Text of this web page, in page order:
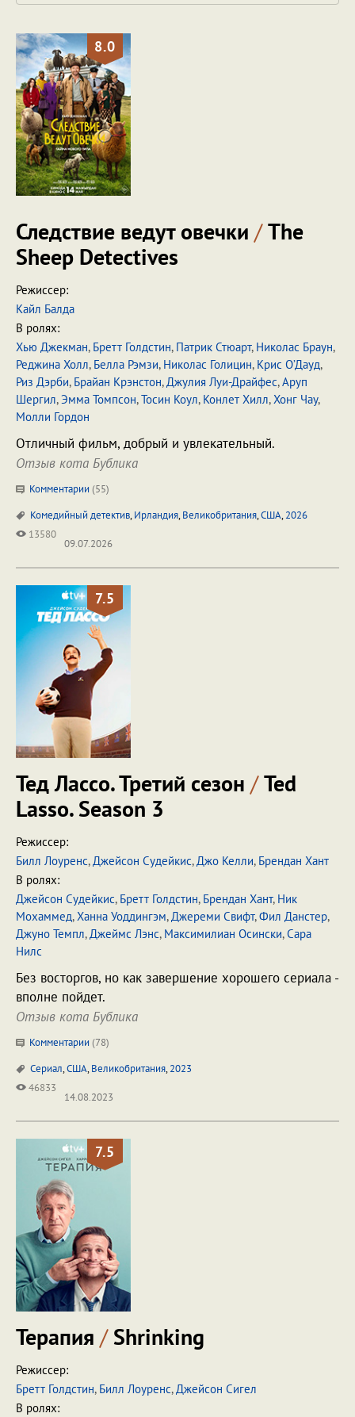
8.0
Следствие ведут овечки /The
Sheep Detectives
Режиссер:
Кайл Балда
В ролях:
Хью Джекман, Бретт Голдстин, Патрик Стюарт, Николас Браун,
Реджина Холл, Белла Рэмзи, Николас Голицин, Крис О’Дауд,
Риз Дэрби, Брайан Крэнстон,Джулия Луи-Драйфес,Аруп
Шергил,Эмма Томпсон,Тосин Коул, Конлет Хилл,Хонг Чау,
Молли Гордон
Отличный фильм, добрый и увлекательный.
Отзыв кота Бублика
Комментарии (55)
Комедийный детектив,Ирландия,Великобритания,США,2026
13580
09.07.2026
7.5
Тед Лассо. Третий сезон /Ted
Lasso. Season 3
Режиссер:
Билл Лоуренс,Джейсон Судейкис,Джо Келли, Брендан Хант
В ролях:
Джейсон Судейкис, Бретт Голдстин, Брендан Хант, Ник
Мохаммед,Ханна Уоддингэм,Джереми Свифт,Фил Данстер,
Джуно Темпл,Джеймс Лэнс, Максимилиан Осински,Сара
Нилс
Без восторгов, но как завершение хорошего сериала -
вполне пойдет.
Отзыв кота Бублика
Комментарии (78)
Сериал,США,Великобритания,2023
46833
14.08.2023
7.5
Терапия /Shrinking
Режиссер:
Бретт Голдстин, Билл Лоуренс,Джейсон Сигел
В ролях: